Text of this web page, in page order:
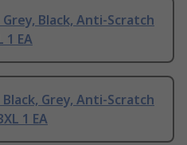
Black, Anti-Scratch
1 EA
Grey, Anti-Scratch
1 EA